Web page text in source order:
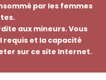
par les femmes
aux mineurs. Vous
requis et la capacité
sur ce site Internet.